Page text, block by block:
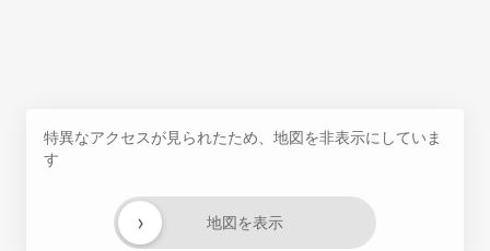
特異なアクセスが見られたため、地図を非表示にしていま
す
地図を表示
›